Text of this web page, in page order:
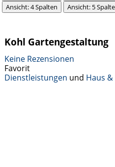
Ansicht: 4 Spalten
Ansicht: 5
Kohl Gartengestaltung
Keine Rezensionen
Favorit
Dienstleistungen und Haus